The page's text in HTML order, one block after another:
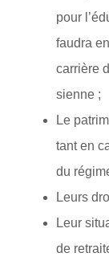
pour
faudra
carrière
sienne ;
Le
tant en
du
Leurs
Leur
de